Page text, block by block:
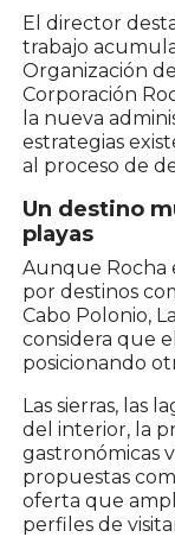
El director
trabajo
Organización
Corporación
la nueva
estrategias
al proceso de
Un destino
playas
Aunque Rocha
por destinos
Cabo Polonio,
considera que
posicionando
Las sierras, las
del interior, la
gastronómicas
propuestas
oferta que
perfiles de